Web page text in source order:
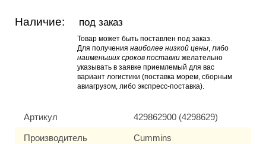
Наличие: под заказ
Товар может быть поставлен под заказ.
Для получения наиболее низкой цены, либо
наименьших сроков поставки желательно
указывать в заявке приемлемый для вас
вариант логистики (поставка морем, сборным
авиагрузом, либо экспресс-поставка).
Артикул 429862900 (4298629)
Производитель Cummins